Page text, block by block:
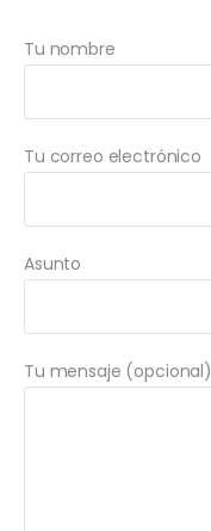
Tu nombre
Tu correo electrónico
Asunto
Tu mensaje (opcional)